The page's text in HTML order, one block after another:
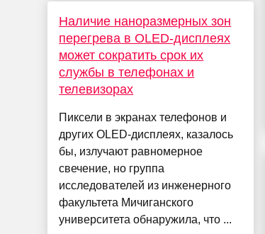
Наличие наноразмерных зон
перегрева в OLED-дисплеях
может сократить срок их
службы в телефонах и
телевизорах
Пиксели в экранах телефонов и
других OLED-дисплеях, казалось
бы, излучают равномерное
свечение, но группа
исследователей из инженерного
факультета Мичиганского
университета обнаружила, что ...